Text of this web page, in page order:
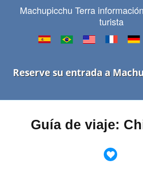
Machupicchu Terra
turista
Reserve su entrada a
Guía de viaje: